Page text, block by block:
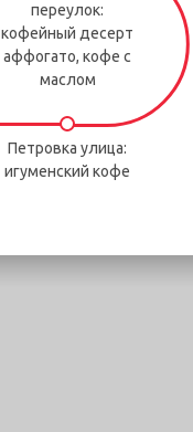
переулок:
кофейный десерт
аффогато, кофе с
маслом
Петровка улица:
игуменский кофе